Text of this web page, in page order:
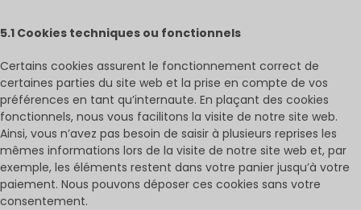
5.1 Cookies techniques ou fonctionnels
Certains cookies assurent le fonctionnement correct de
certaines parties du site web et la prise en compte de vos
préférences en tant qu’internaute. En plaçant des cookies
fonctionnels, nous vous facilitons la visite de notre site web.
Ainsi, vous n’avez pas besoin de saisir à plusieurs reprises les
mêmes informations lors de la visite de notre site web et, par
exemple, les éléments restent dans votre panier jusqu’à votre
paiement. Nous pouvons déposer ces cookies sans votre
consentement.